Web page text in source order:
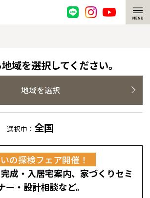
炭素社会の住宅
る檜
・作用
域を選択してください。
地域を選択
選択中： 全国
の探検フェア開催！
成・入居宅案内、家づくりセミ
ー・設計相談など。